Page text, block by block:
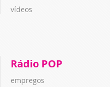
vídeos
Rádio POP
empregos